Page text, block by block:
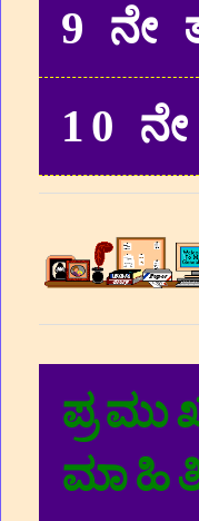
9 ನೇ
10